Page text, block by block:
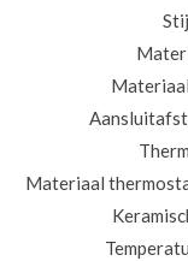
Materiaal